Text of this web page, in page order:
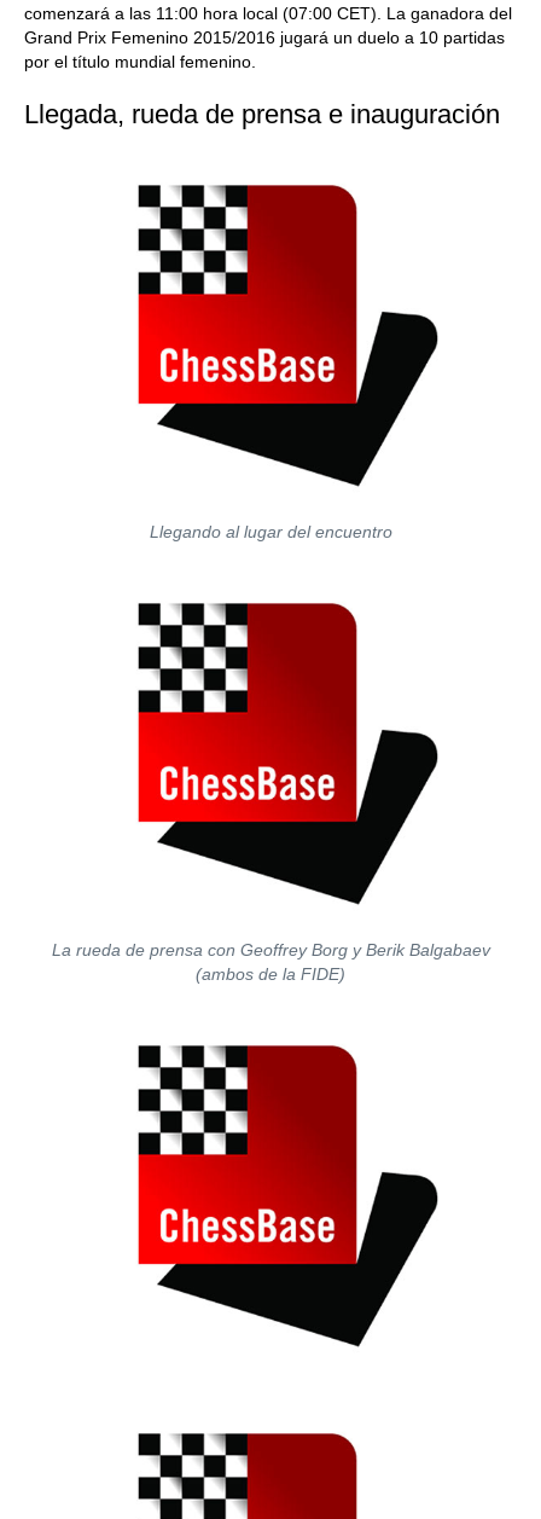
comenzará a las 11:00 hora local (07:00 CET). La ganadora del
Grand Prix Femenino 2015/2016 jugará un duelo a 10 partidas
por el título mundial femenino.
Llegada, rueda de prensa e inauguración
Llegando al lugar del encuentro
La rueda de prensa con Geoffrey Borg y Berik Balgabaev
(ambos de la FIDE)